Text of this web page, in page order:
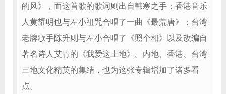
的风》，而这首歌的歌词则出自韩寒之手；香港音乐
人黄耀明也与左小祖咒合唱了一曲《最荒唐》；台湾
老牌歌手陈升则与左小合唱了《照个相》以及改编自
著名诗人艾青的《我爱这土地》。内地、香港、台湾
三地文化精英的集结，也为这张专辑增加了诸多看
点。